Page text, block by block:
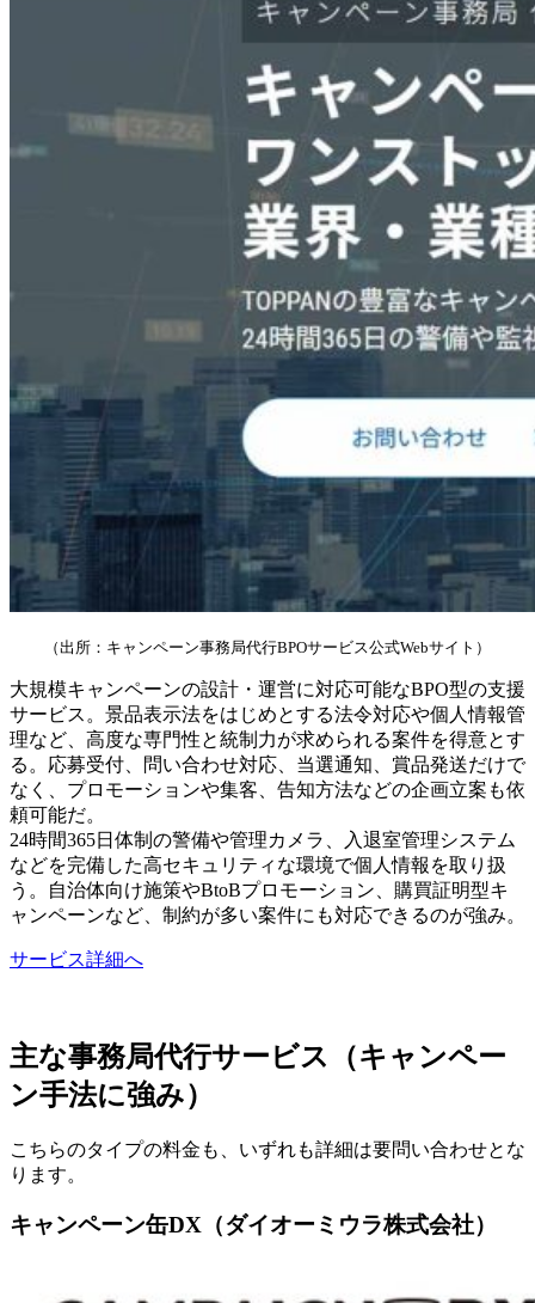
（出所：キャンペーン事務局代行BPOサービス公式Webサイト）
大規模キャンペーンの設計・運営に対応可能なBPO型の支援
サービス。景品表示法をはじめとする法令対応や個人情報管
理など、高度な専門性と統制力が求められる案件を得意とす
る。応募受付、問い合わせ対応、当選通知、賞品発送だけで
なく、プロモーションや集客、告知方法などの企画立案も依
頼可能だ。
24時間365日体制の警備や管理カメラ、入退室管理システム
などを完備した高セキュリティな環境で個人情報を取り扱
う。自治体向け施策やBtoBプロモーション、購買証明型キ
ャンペーンなど、制約が多い案件にも対応できるのが強み。
サービス詳細へ
主な事務局代行サービス（キャンペー
ン手法に強み）
こちらのタイプの料金も、いずれも詳細は要問い合わせとな
ります。
キャンペーン缶DX（ダイオーミウラ株式会社）